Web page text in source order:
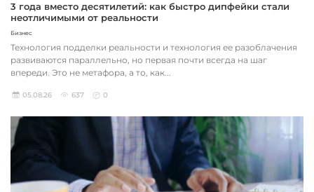
3 года вместо десятилетий: как быстро дипфейки стали
неотличимыми от реальности
Бизнес
Технология подделки реальности и технология ее разоблачения
развиваются параллельно, но первая почти всегда на шаг
впереди. Это не метафора, а то, как...
05.08.26 637 0